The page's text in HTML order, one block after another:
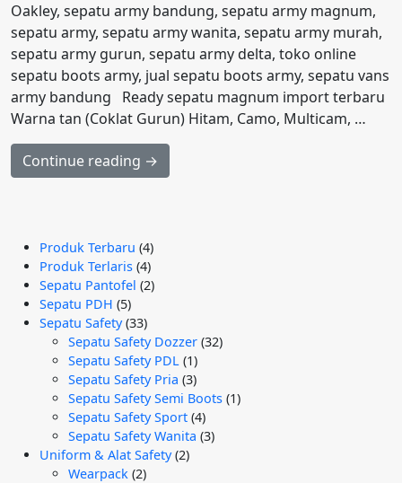
Oakley, sepatu army bandung, sepatu army magnum,
sepatu army, sepatu army wanita, sepatu army murah,
sepatu army gurun, sepatu army delta, toko online
sepatu boots army, jual sepatu boots army, sepatu vans
army bandung Ready sepatu magnum import terbaru
Warna tan (Coklat Gurun) Hitam, Camo, Multicam, …
Continue reading →
Produk Terbaru 44
Produk
Produk Terlaris 44
Produk
Sepatu Pantofel 22
Sepatu PDH 55
Produk
Sepatu Safety 3333
Produk
Sepatu Safety Dozzer 3232
Sepatu Safety PDL 11
Produk
Sepatu Safety Pria 33
Produk
Sepatu Safety Semi Boots 11
Sepatu Safety Sport 44
Produk
Sepatu Safety Wanita 33
Uniform & Alat Safety 22
Wearpack 22